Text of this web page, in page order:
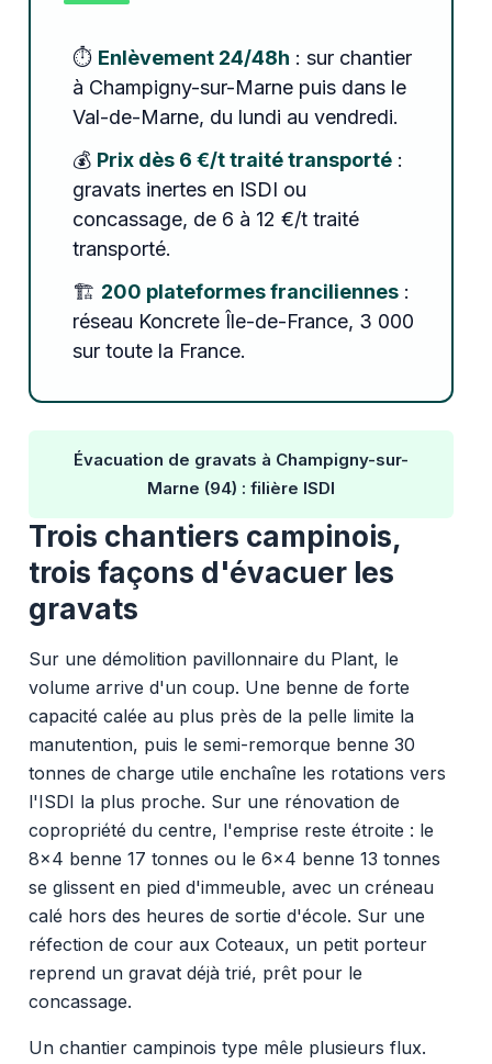
⏱️ Enlèvement 24/48h : sur chantier
à Champigny-sur-Marne puis dans le
Val-de-Marne, du lundi au vendredi.
💰 Prix dès 6 €/t traité transporté:
gravats inertes en ISDI ou
concassage, de 6 à 12 €/t traité
transporté.
🏗️ 200 plateformes franciliennes:
réseau Koncrete Île-de-France, 3 000
sur toute la France.
Évacuation de gravats à Champigny-sur-
Marne (94) : filière ISDI
Trois chantiers campinois,
trois façons d'évacuer les
gravats
Sur une démolition pavillonnaire du Plant, le
volume arrive d'un coup. Une benne de forte
capacité calée au plus près de la pelle limite la
manutention, puis le semi-remorque benne 30
tonnes de charge utile enchaîne les rotations vers
l'ISDI la plus proche. Sur une rénovation de
copropriété du centre, l'emprise reste étroite : le
8x4 benne 17 tonnes ou le 6x4 benne 13 tonnes
se glissent en pied d'immeuble, avec un créneau
calé hors des heures de sortie d'école. Sur une
réfection de cour aux Coteaux, un petit porteur
reprend un gravat déjà trié, prêt pour le
concassage.
Un chantier campinois type mêle plusieurs flux.